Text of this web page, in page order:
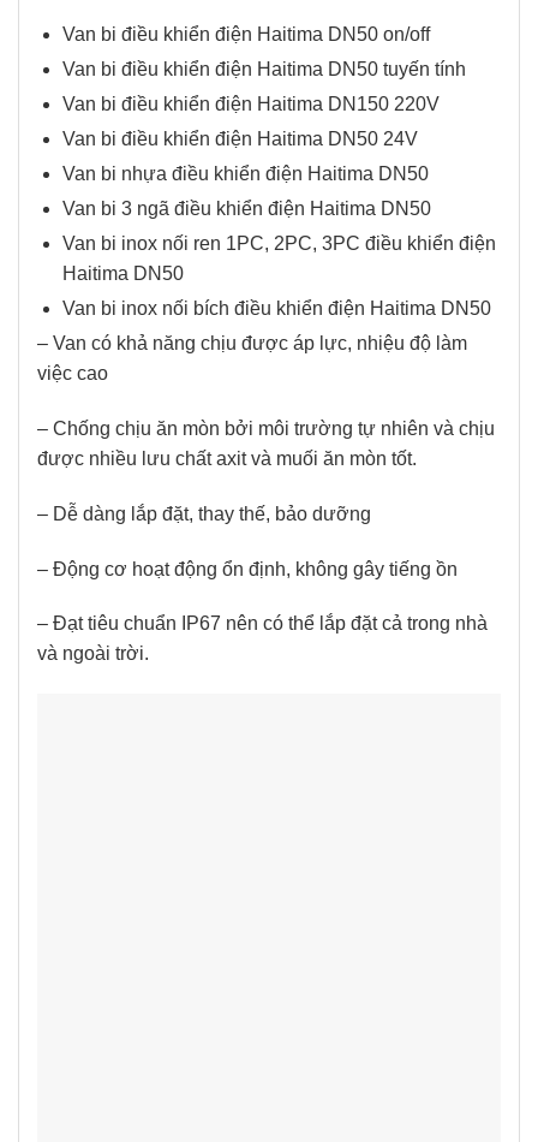
Van bi điều khiển điện Haitima DN50 on/off
Van bi điều khiển điện Haitima DN50 tuyến tính
Van bi điều khiển điện Haitima DN150 220V
Van bi điều khiển điện Haitima DN50 24V
Van bi nhựa điều khiển điện Haitima DN50
Van bi 3 ngã điều khiển điện Haitima DN50
Van bi inox nối ren 1PC, 2PC, 3PC điều khiển điện
Haitima DN50
Van bi inox nối bích điều khiển điện Haitima DN50
– Van có khả năng chịu được áp lực, nhiệu độ làm
việc cao
– Chống chịu ăn mòn bởi môi trường tự nhiên và chịu
được nhiều lưu chất axit và muối ăn mòn tốt.
– Dễ dàng lắp đặt, thay thế, bảo dưỡng
– Động cơ hoạt động ổn định, không gây tiếng ồn
– Đạt tiêu chuẩn IP67 nên có thể lắp đặt cả trong nhà
và ngoài trời.